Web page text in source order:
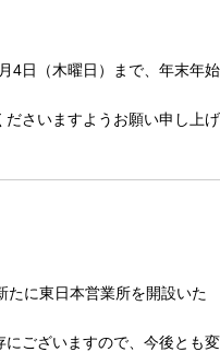
4日（木曜日）まで、年末年始
さいますようお願い申し上げ
たに東日本営業所を開設いた
ございますので、今後とも変